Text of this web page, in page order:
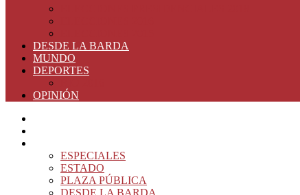
DESDE LA BARDA
MUNDO
DEPORTES
OPINIÓN
ESPECIALES
ESTADO
PLAZA PÚBLICA
DESDE LA BARDA